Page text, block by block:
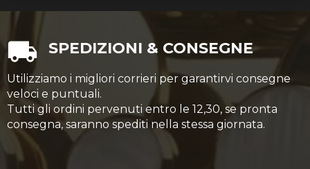
SPEDIZIONI & CONSEGNE
Utilizziamo i migliori corrieri per garantirvi consegne
veloci e puntuali.
Tutti gli ordini pervenuti entro le 12,30, se pronta
consegna, saranno spediti nella stessa giornata.